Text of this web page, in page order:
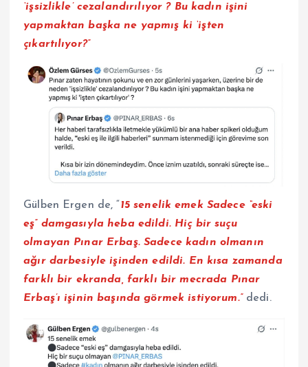
‘işsizlikle’ cezalandırılıyor ? Bu kadın işini
yapmaktan başka ne yapmış ki ‘işten
çıkartılıyor?”
Gülben Ergen de, “15 senelik emek Sadece “eski
eş” damgasıyla heba edildi. Hiç bir suçu
olmayan Pınar Erbaş. Sadece kadın olmanın
ağır darbesiyle işinden edildi. En kısa zamanda
farklı bir ekranda, farklı bir mecrada Pınar
Erbaş’ı işinin başında görmek istiyorum.”dedi.